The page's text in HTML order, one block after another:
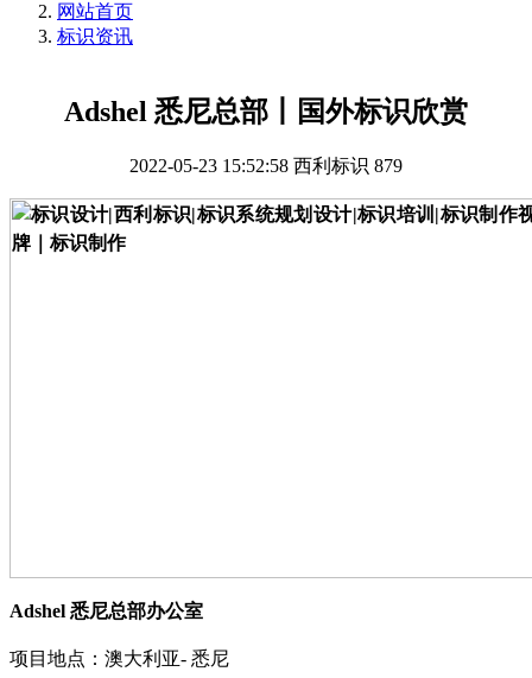
网站首页
标识资讯
Adshel 悉尼总部丨国外标识欣赏
2022-05-23 15:52:58 西利标识 879
Adshel 悉尼总部办公室
项目地点：澳大利亚- 悉尼